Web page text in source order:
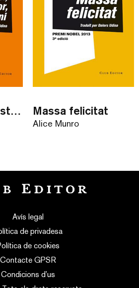
Odi, amistat, festeig, amor, matrimoni Massa felicitat
Alice Munro
Avís legal
de privadesa
de cookies
Contacte GPSR
Condicions d’us